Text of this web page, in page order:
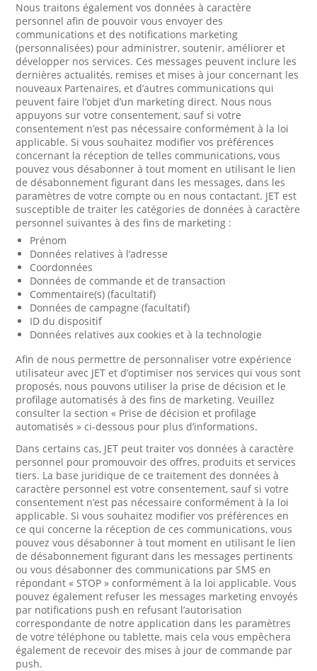
Nous traitons également vos données à caractère
personnel afin de pouvoir vous envoyer des
communications et des notifications marketing
(personnalisées) pour administrer, soutenir, améliorer et
développer nos services. Ces messages peuvent inclure les
dernières actualités, remises et mises à jour concernant les
nouveaux Partenaires, et d’autres communications qui
peuvent faire l’objet d’un marketing direct. Nous nous
appuyons sur votre consentement, sauf si votre
consentement n’est pas nécessaire conformément à la loi
applicable. Si vous souhaitez modifier vos préférences
concernant la réception de telles communications, vous
pouvez vous désabonner à tout moment en utilisant le lien
de désabonnement figurant dans les messages, dans les
paramètres de votre compte ou en nous contactant. JET est
susceptible de traiter les catégories de données à caractère
personnel suivantes à des fins de marketing :
Prénom
Données relatives à l’adresse
Coordonnées
Données de commande et de transaction
Commentaire(s) (facultatif)
Données de campagne (facultatif)
ID du dispositif
Données relatives aux cookies et à la technologie
Afin de nous permettre de personnaliser votre expérience
utilisateur avec JET et d’optimiser nos services qui vous sont
proposés, nous pouvons utiliser la prise de décision et le
profilage automatisés à des fins de marketing. Veuillez
consulter la section « Prise de décision et profilage
automatisés » ci-dessous pour plus d’informations.
Dans certains cas, JET peut traiter vos données à caractère
personnel pour promouvoir des offres, produits et services
tiers. La base juridique de ce traitement des données à
caractère personnel est votre consentement, sauf si votre
consentement n’est pas nécessaire conformément à la loi
applicable. Si vous souhaitez modifier vos préférences en
ce qui concerne la réception de ces communications, vous
pouvez vous désabonner à tout moment en utilisant le lien
de désabonnement figurant dans les messages pertinents
ou vous désabonner des communications par SMS en
répondant « STOP » conformément à la loi applicable. Vous
pouvez également refuser les messages marketing envoyés
par notifications push en refusant l’autorisation
correspondante de notre application dans les paramètres
de votre téléphone ou tablette, mais cela vous empêchera
également de recevoir des mises à jour de commande par
push.